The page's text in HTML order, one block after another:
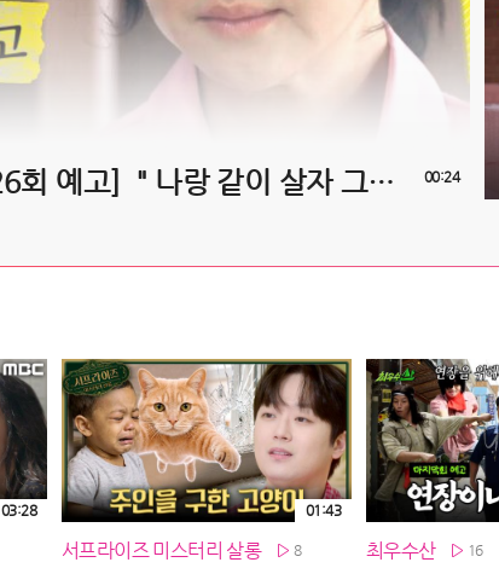
[가족관계증명서 26회 예고] ＂나랑 같이 살자 그럼＂, MBC 260810 방송 00:24
03:28
서프라이즈 미스터리 살롱 8
01:43
최우수산 16